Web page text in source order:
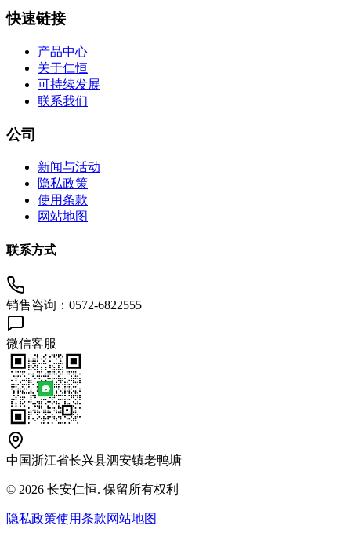
快速链接
产品中心
关于仁恒
可持续发展
联系我们
公司
新闻与活动
隐私政策
使用条款
网站地图
联系方式
销售咨询：0572-6822555
微信客服
中国浙江省长兴县泗安镇老鸭塘
© 2026 长安仁恒. 保留所有权利
隐私政策使用条款网站地图